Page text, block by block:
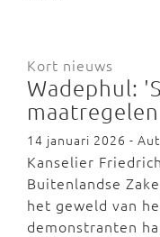
Kort nieuws
Wadephul:
14 januari 2026 -
Kanselier
Buitenlandse
het geweld van
demonstranten